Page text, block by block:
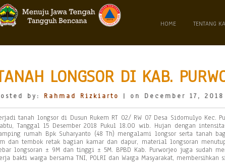
HOME TENTANG
LONGSOR DI KAB.
by: Rahmad Rizkiarto | on December 17, 2018
tanah longsor di Dusun Rukem RT 02/ RW 07 Desa Sidomulyo Kec.
Tanggal 15 Desember 2018 Pukul 18.00 wib. Hujan dengan
rumah Bpk Suharyanto (48 Th) mengalami longsor serta tanah
dan tembok retak bagian kamar dan dapur, material longsoran
longsoran ± 9M dan tinggi ± 5M. BPBD Kab. Purworjeo juga sudah
bakti warga bersama TNI, POLRI dan Warga Masyarakat,